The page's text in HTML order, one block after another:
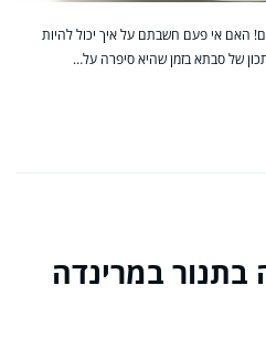
האם אי פעם חשבתם על איך יכול להיות
של סבתא בזמן שהיא סיפרה על…
בתנור במרינדה